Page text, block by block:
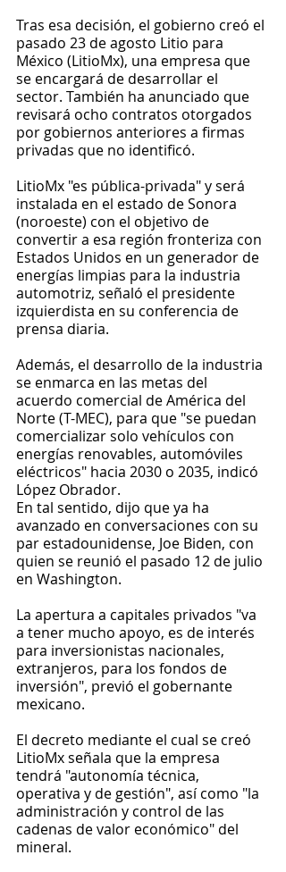
Tras esa decisión, el gobierno creó el
pasado 23 de agosto Litio para
México (LitioMx), una empresa que
se encargará de desarrollar el
sector. También ha anunciado que
revisará ocho contratos otorgados
por gobiernos anteriores a firmas
privadas que no identificó.
LitioMx "es pública-privada" y será
instalada en el estado de Sonora
(noroeste) con el objetivo de
convertir a esa región fronteriza con
Estados Unidos en un generador de
energías limpias para la industria
automotriz, señaló el presidente
izquierdista en su conferencia de
prensa diaria.
Además, el desarrollo de la industria
se enmarca en las metas del
acuerdo comercial de América del
Norte (T-MEC), para que "se puedan
comercializar solo vehículos con
energías renovables, automóviles
eléctricos" hacia 2030 o 2035, indicó
López Obrador.
En tal sentido, dijo que ya ha
avanzado en conversaciones con su
par estadounidense, Joe Biden, con
quien se reunió el pasado 12 de julio
en Washington.
La apertura a capitales privados "va
a tener mucho apoyo, es de interés
para inversionistas nacionales,
extranjeros, para los fondos de
inversión", previó el gobernante
mexicano.
El decreto mediante el cual se creó
LitioMx señala que la empresa
tendrá "autonomía técnica,
operativa y de gestión", así como "la
administración y control de las
cadenas de valor económico" del
mineral.